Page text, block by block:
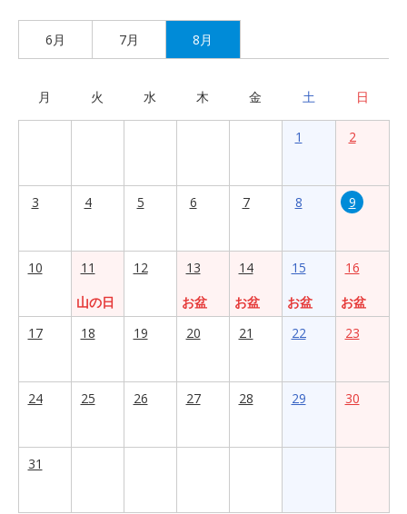
6月 7月 8月
月 火 水 木 金 土 日
1 2
3 4 5 6 7 8 9
10
11
山の日
12
13
お盆
14
お盆
15
お盆
16
お盆
17
18 19 20 21 22 23
24 25 26 27 28 29 30
31